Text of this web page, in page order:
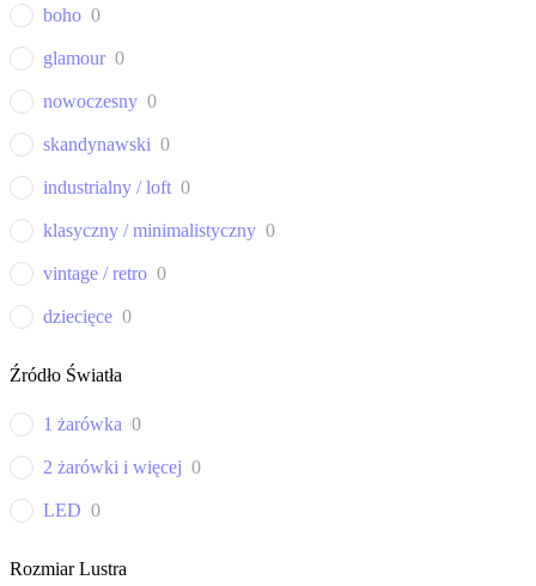
boho 0
glamour 0
nowoczesny 0
skandynawski 0
industrialny / loft 0
klasyczny / minimalistyczny 0
vintage / retro 0
dziecięce 0
Źródło Światła
1 żarówka 0
2 żarówki i więcej 0
LED 0
Rozmiar Lustra